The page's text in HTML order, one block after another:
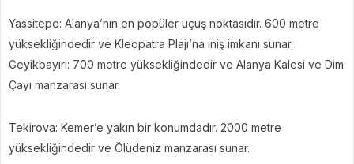
Yassitepe: Alanya’nın en popüler uçuş noktasıdır. 600 metre
yüksekliğindedir ve Kleopatra Plajı’na iniş imkanı sunar.
Geyikbayırı: 700 metre yüksekliğindedir ve Alanya Kalesi ve Dim
Çayı manzarası sunar.
Tekirova: Kemer’e yakın bir konumdadır. 2000 metre
yüksekliğindedir ve Ölüdeniz manzarası sunar.